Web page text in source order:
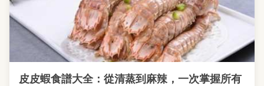
皮皮蝦食譜大全：從清蒸到麻辣，一次掌握所有